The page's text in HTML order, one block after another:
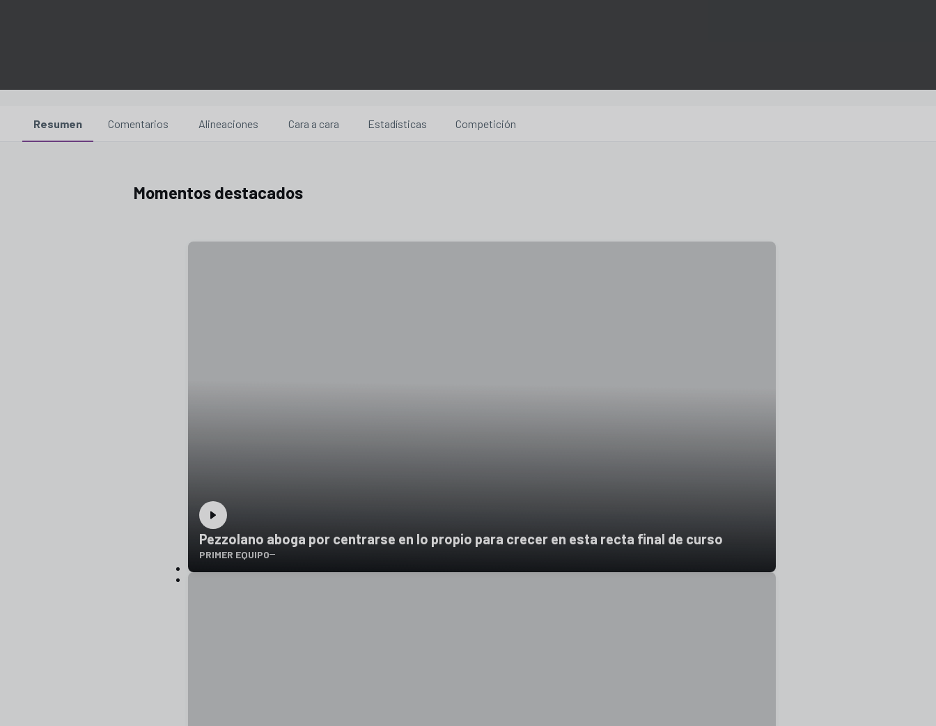
Resumen Comentarios Alineaciones Cara a cara Estadísticas Competición
Momentos destacados
Pezzolano aboga por centrarse en lo propio para crecer en esta recta final de curso
PRIMER EQUIPO